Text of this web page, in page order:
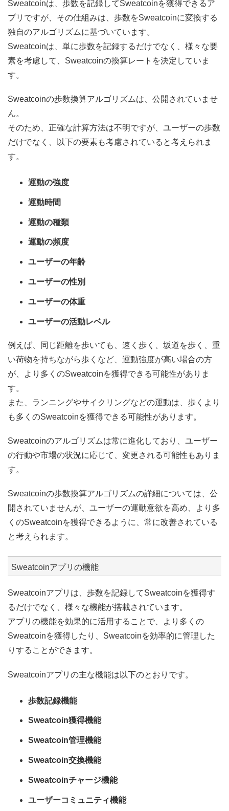
Sweatcoinは、歩数を記録してSweatcoinを獲得できるア
プリですが、その仕組みは、歩数をSweatcoinに変換する
独自のアルゴリズムに基づいています。
Sweatcoinは、単に歩数を記録するだけでなく、様々な要
素を考慮して、Sweatcoinの換算レートを決定していま
す。
Sweatcoinの歩数換算アルゴリズムは、公開されていませ
ん。
そのため、正確な計算方法は不明ですが、ユーザーの歩数
だけでなく、以下の要素も考慮されていると考えられま
す。
運動の強度
運動時間
運動の種類
運動の頻度
ユーザーの年齢
ユーザーの性別
ユーザーの体重
ユーザーの活動レベル
例えば、同じ距離を歩いても、速く歩く、坂道を歩く、重
い荷物を持ちながら歩くなど、運動強度が高い場合の方
が、より多くのSweatcoinを獲得できる可能性がありま
す。
また、ランニングやサイクリングなどの運動は、歩くより
も多くのSweatcoinを獲得できる可能性があります。
Sweatcoinのアルゴリズムは常に進化しており、ユーザー
の行動や市場の状況に応じて、変更される可能性もありま
す。
Sweatcoinの歩数換算アルゴリズムの詳細については、公
開されていませんが、ユーザーの運動意欲を高め、より多
くのSweatcoinを獲得できるように、常に改善されている
と考えられます。
Sweatcoinアプリの機能
Sweatcoinアプリは、歩数を記録してSweatcoinを獲得す
るだけでなく、様々な機能が搭載されています。
アプリの機能を効果的に活用することで、より多くの
Sweatcoinを獲得したり、Sweatcoinを効率的に管理した
りすることができます。
Sweatcoinアプリの主な機能は以下のとおりです。
歩数記録機能
Sweatcoin獲得機能
Sweatcoin管理機能
Sweatcoin交換機能
Sweatcoinチャージ機能
ユーザーコミュニティ機能